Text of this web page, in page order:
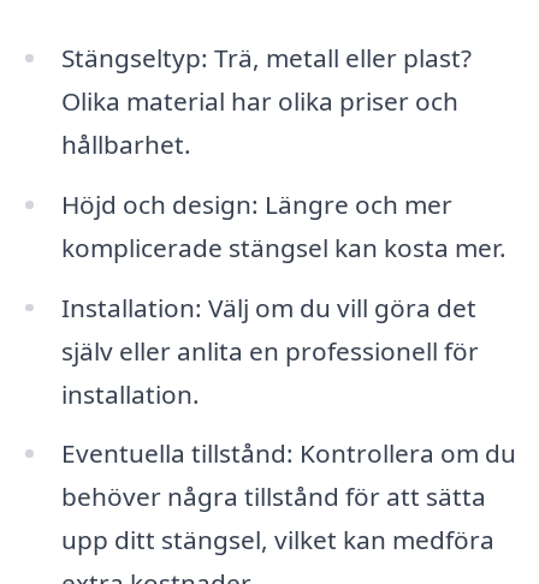
Stängseltyp: Trä, metall eller plast?
Olika material har olika priser och
hållbarhet.
Höjd och design: Längre och mer
komplicerade stängsel kan kosta mer.
Installation: Välj om du vill göra det
själv eller anlita en professionell för
installation.
Eventuella tillstånd: Kontrollera om du
behöver några tillstånd för att sätta
upp ditt stängsel, vilket kan medföra